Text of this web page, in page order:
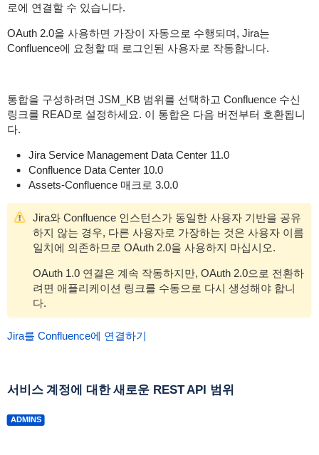
로에 연결할 수 있습니다.
OAuth 2.0을 사용하면 가장이 자동으로 수행되며, Jira는
Confluence에 요청할 때 로그인된 사용자로 작동합니다.
통합을 구성하려면 JSM_KB 범위를 선택하고 Confluence 수신
링크를 READ로 설정하세요. 이 통합은 다음 버전부터 호환됩니
다.
Jira Service Management Data Center 11.0
Confluence Data Center 10.0
Assets-Confluence 매크로 3.0.0
Jira와 Confluence 인스턴스가 동일한 사용자 기반을 공유
하지 않는 경우, 다른 사용자로 가장하는 것은 사용자 이름
일치에 의존하므로 OAuth 2.0을 사용하지 마십시오.
OAuth 1.0 연결은 계속 작동하지만, OAuth 2.0으로 전환하
려면 애플리케이션 링크를 수동으로 다시 생성해야 합니
다.
Jira를 Confluence에 연결하기
서비스 계정에 대한 새로운 REST API 범위
ADMINS